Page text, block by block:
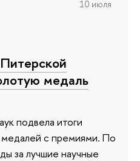
10 июля
медаль
подвела итоги
медалей с премиями. По
за лучшие научные